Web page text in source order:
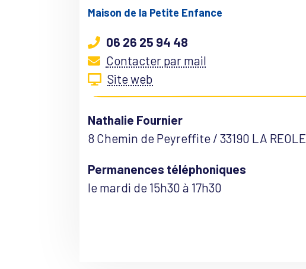
Maison de la Petite Enfance
06 26 25 94 48
Contacter par mail
Site web
Nathalie Fournier
8 Chemin de Peyreffite / 33190 LA REOLE
Permanences téléphoniques
le mardi de 15h30 à 17h30